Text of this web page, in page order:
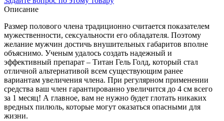
Описание
Размер полового члена традиционно считается показателем
мужественности, сексуальности его обладателя. Поэтому
желание мужчин достичь внушительных габаритов вполне
объяснимо. Ученым удалось создать надежный и
эффективный препарат – Титан Гель Голд, который стал
отличной альтернативой всем существующим ранее
вариантам увеличения члена. При регулярном применении
средства ваш член гарантированно увеличится до 4 см всего
за 1 месяц! А главное, вам не нужно будет глотать никаких
вредных пилюль, которые могут оказаться опасными для
жизни.